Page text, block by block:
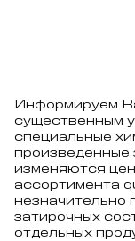
Информируем
существенным
специальные
произведенные
изменяются
ассортимента
незначительно
затирочных
отдельных